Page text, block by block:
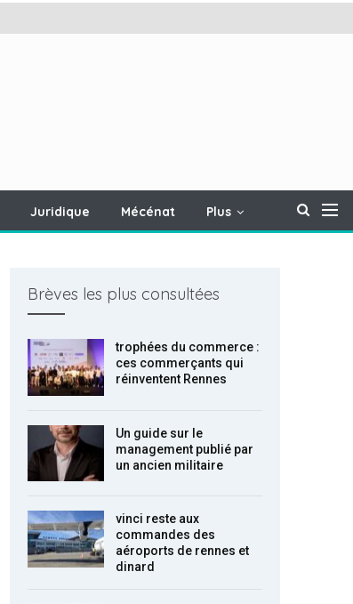
Juridique Mécénat Plus
Brèves les plus consultées
trophées du commerce :
ces commerçants qui
réinventent Rennes
Un guide sur le
management publié par
un ancien militaire
vinci reste aux
commandes des
aéroports de rennes et
dinard